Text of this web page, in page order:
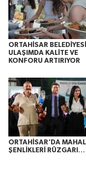
ORTAHİSAR
ULAŞIMDA KALİTE VE
KONFORU ARTIRIYOR
ORTAHİSAR'DA
ŞENLİKLERİ RÜZGARI…